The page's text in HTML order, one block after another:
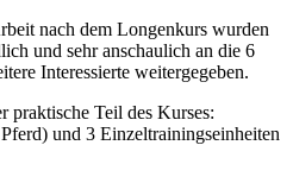
nach dem Longenkurs wurden
und sehr anschaulich an die 6
Interessierte weitergegeben.
praktische Teil des Kurses:
und 3 Einzeltrainingseinheiten